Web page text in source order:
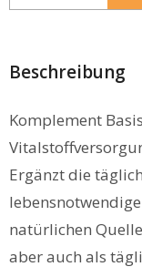
Beschreibung
Komplement
Ergänzt die
natürlichen
aber auch als